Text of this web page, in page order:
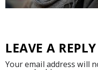
LEAVE A REPLY
Your email address will